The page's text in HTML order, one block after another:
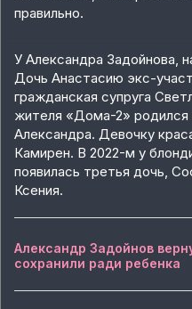
правильно.
У Александра Задойнова,
Дочь Анастасию экс-
гражданская супруга
жителя «Дома-2» родился
Александра. Девочку
Камирен. В 2022-м у
появилась третья дочь,
Ксения.
Александр Задойнов
сохранили ради ребенка